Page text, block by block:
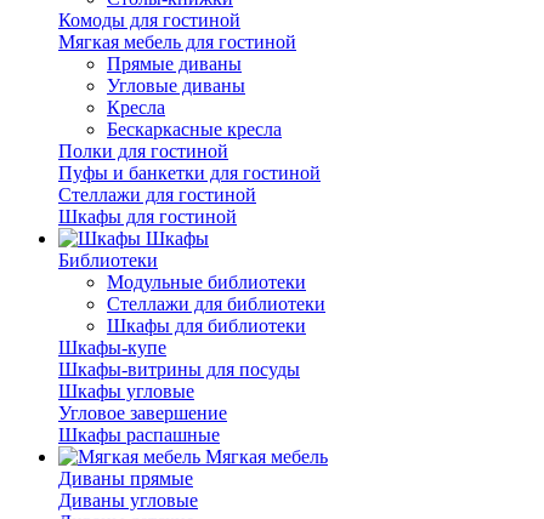
Комоды для гостиной
Мягкая мебель для гостиной
Прямые диваны
Угловые диваны
Кресла
Бескаркасные кресла
Полки для гостиной
Пуфы и банкетки для гостиной
Стеллажи для гостиной
Шкафы для гостиной
Шкафы
Библиотеки
Модульные библиотеки
Стеллажи для библиотеки
Шкафы для библиотеки
Шкафы-купе
Шкафы-витрины для посуды
Шкафы угловые
Угловое завершение
Шкафы распашные
Мягкая мебель
Диваны прямые
Диваны угловые